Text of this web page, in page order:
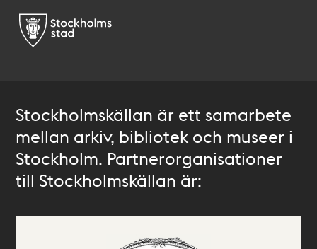
Stockholmskällan är ett samarbete
mellan arkiv, bibliotek och museer i
Stockholm. Partnerorganisationer
till Stockholmskällan är: